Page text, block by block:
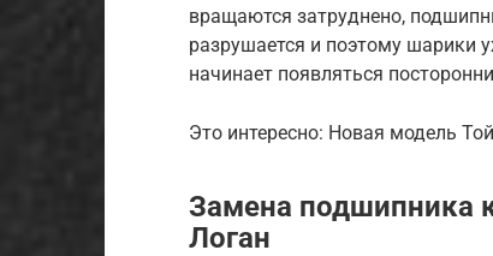
вращаются затруднено,
разрушается и поэтому шарики
начинает появляться
Это интересно: Новая модель
Замена подшипника
Логан